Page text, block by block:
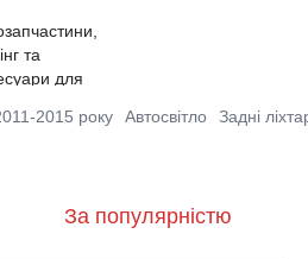
2015 року Автосвітло Задні
За популярністю